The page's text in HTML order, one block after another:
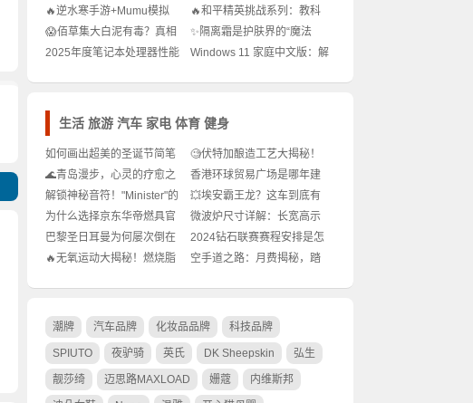
智商与演技并存的天才🌟
有哪些？🔥不容错过的经典
瞬间
🔥逆水寒手游+Mumu模拟
器，绝绝子的神仙组合！手
把手教你玩转江湖
🔥和平精英挑战系列：教科
书般的游戏攻略，拯救你的
游戏体验！
😱佰草集大白泥有毒？真相
竟是这样！🧐
✨隔离霜是护肤界的“魔法
盾”？你真的了解它的作用
2025年度笔记本处理器性能
Windows 11 家庭中文版：解
生活 旅游 汽车 家电 体育 健身
如何画出超美的圣诞节简笔
画？🎨附带颜色搭配技巧
🧐伏特加酿造工艺大揭秘！
你喝的每一口都藏着这些秘
密？
🌊青岛漫步，心灵的疗愈之
旅✨
香港环球贸易广场是哪年建
成的？ skyscraper迷必看！
解锁神秘音符！"Minister"的
正确发音指南🎵
💥埃安霸王龙？这车到底有
多牛？😱
为什么选择京东华帝燃具官
方旗舰店购买燃气灶？🔥
微波炉尺寸详解：长宽高示
意图揭示实用空间
巴黎圣日耳曼为何屡次倒在
欧冠决赛？🔥
2024钻石联赛赛程安排是怎
样的？📚比赛亮点有哪些？
🔥无氧运动大揭秘！燃烧脂
空手道之路：月费揭秘，踏
潮牌 汽车品牌 化妆品品牌 科技品牌
SPIUTO 夜驴骑 英氏 DK Sheepskin 弘生
靓莎绮 迈思路MAXLOAD 姗蔻 内维斯邦